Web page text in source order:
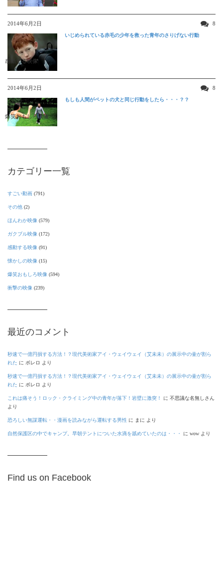
2014年6月2日 8
感動する映像
いじめられている赤毛の少年を救った青年のさりげない行動
2014年6月2日 8
爆笑おもしろ映像
もしも人間がペットの犬と同じ行動をしたら・・・？？
カテゴリー一覧
すごい動画 (791)
その他 (2)
ほんわか映像 (579)
ガクブル映像 (172)
感動する映像 (91)
懐かしの映像 (15)
爆笑おもしろ映像 (594)
衝撃の映像 (239)
最近のコメント
秒速で一億円損する方法！？現代美術家アイ・ウェイウェイ（艾未未）の展示中の壷が割ら
れた に ボレロ より
秒速で一億円損する方法！？現代美術家アイ・ウェイウェイ（艾未未）の展示中の壷が割ら
れた に ボレロ より
これは痛そう！ロック・クライミング中の青年が落下！岩壁に激突！ に 不思議な名無しさん
より
恐ろしい無謀運転・・漫画を読みながら運転する男性 に まに より
自然保護区の中でキャンプ。早朝テントについた水滴を舐めていたのは・・・ に wow より
Find us on Facebook